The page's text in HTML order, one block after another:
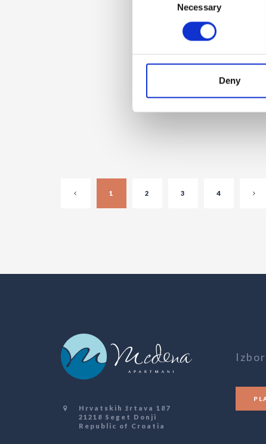
Necessary
Deny
2022-07-19
2021.
2021-10-22
1 2 3 4
Hrvatskih žrtava 187
21218 Seget Donji
Republic of Croatia